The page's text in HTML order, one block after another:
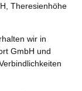
Theresienhöhe
wir in
GmbH und